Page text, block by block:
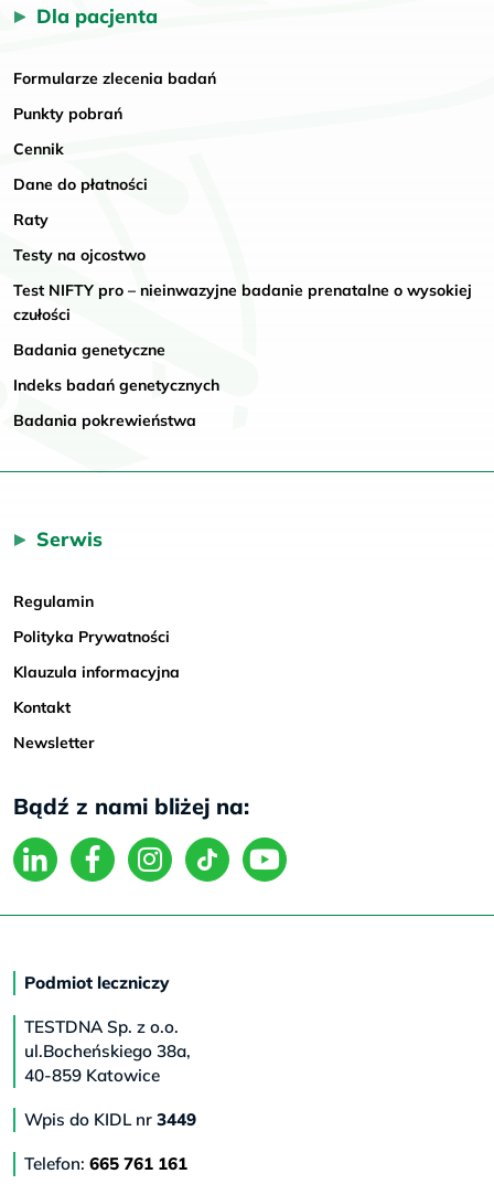
Dla pacjenta
Formularze zlecenia badań
Punkty pobrań
Cennik
Dane do płatności
Raty
Testy na ojcostwo
Test NIFTY pro – nieinwazyjne badanie prenatalne o wysokiej
czułości
Badania genetyczne
Indeks badań genetycznych
Badania pokrewieństwa
Serwis
Regulamin
Polityka Prywatności
Klauzula informacyjna
Kontakt
Newsletter
Bądź z nami bliżej na:
Podmiot leczniczy
TESTDNA Sp. z o.o.
ul.Bocheńskiego 38a,
40-859 Katowice
Wpis do KIDL nr 3449
Telefon: 665 761 161